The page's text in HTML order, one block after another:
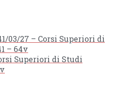
03/27 – Corsi Superiori di
– 64v
Superiori di Studi